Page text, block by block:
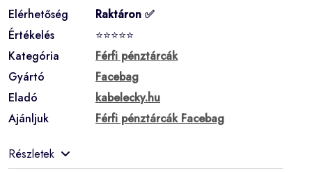
Elérhetőség
Raktáron ✅
Értékelés
⭐⭐⭐⭐⭐
Kategória
Férfi pénztárcák
Gyártó
Facebag
Eladó
kabelecky.hu
Ajánljuk
Férfi pénztárcák Facebag
Részletek